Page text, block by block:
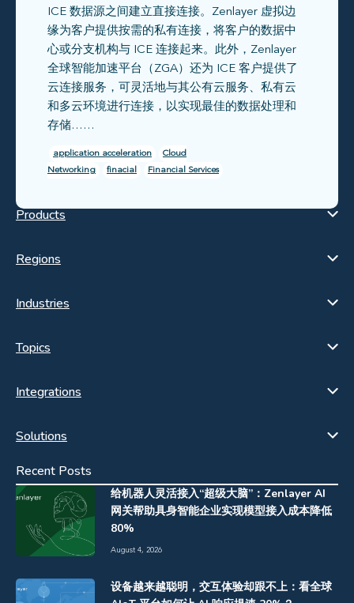
ICE 数据源之间建立直接连接。Zenlayer 虚拟边
缘为客户提供按需的私有连接，将客户的数据中
心或分支机构与 ICE 连接起来。此外，Zenlayer
全球智能加速平台（ZGA）还为 ICE 客户提供了
云连接服务，可灵活地与其公有云服务、私有云
和多云环境进行连接，以实现最佳的数据处理和
存储……
application acceleration
Cloud
Networking
finacial Financial Services
Products
Regions
Industries
Topics
Integrations
Solutions
Recent Posts
给机器人灵活接入“超级大脑”：Zenlayer AI
网关帮助具身智能企业实现模型接入成本降低
80%
August 4, 2026
设备越来越聪明，交互体验却跟不上：看全球